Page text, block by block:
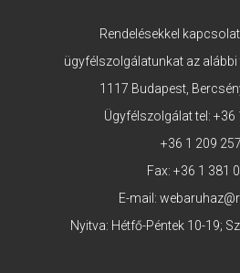
Rendelésekkel
ügyfélszolgálatunkat az
1117 Budapest,
Ügyfélszolgálat tel: +36
+36 1 209
Fax: +36 1 381
E-mail:
Nyitva: Hétfő-Péntek 10-19;